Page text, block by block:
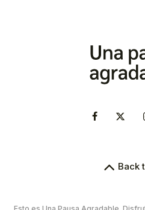
Back